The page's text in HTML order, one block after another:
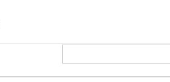
Suchformular